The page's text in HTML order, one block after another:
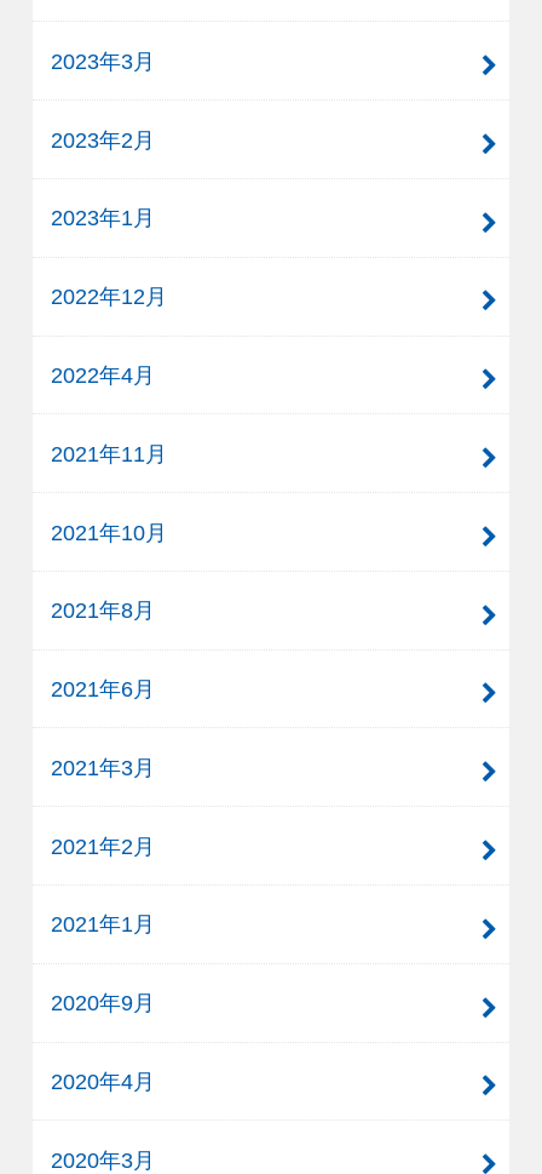
2023年3月
2023年2月
2023年1月
2022年12月
2022年4月
2021年11月
2021年10月
2021年8月
2021年6月
2021年3月
2021年2月
2021年1月
2020年9月
2020年4月
2020年3月